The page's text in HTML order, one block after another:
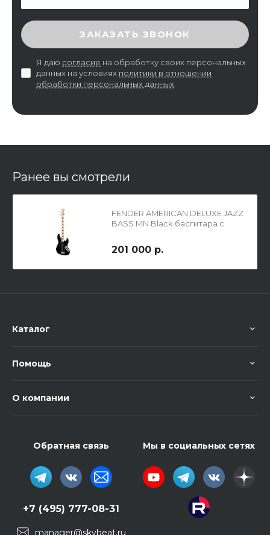
ВВЕДИТЕ ПРОВЕРОЧНЫЙ КОД
ЗАКАЗАТЬ ЗВОНОК
Я даю согласие на обработку своих персональных
данных на условиях политики в отношении
обработки персональных данных
Ранее вы смотрели
FENDER AMERICAN DELUXE JAZZ
BASS MN Black басгитара с
кейсом
201 000 р.
Каталог
Помощь
О компании
Обратная связь
+7 (495) 777-08-31
manager@skybeat.ru
Мы в социальных сетях